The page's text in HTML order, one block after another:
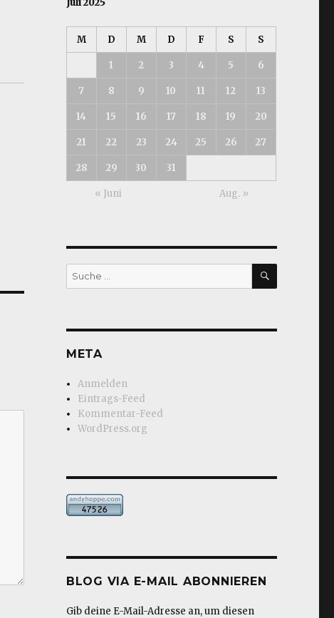
Juli 2025
M D M D F S S
1 2 3 4 5 6
7 8 9 10 11 12 13
14 15 16 17 18 19 20
21 22 23 24 25 26 27
28 29 30 31
« Juni Aug. »
Suche
nach:
SUCHEN
META
Anmelden
Eintrags-Feed
Kommentar-Feed
WordPress.org
BLOG VIA E-MAIL ABONNIEREN
Gib deine E-Mail-Adresse an, um diesen